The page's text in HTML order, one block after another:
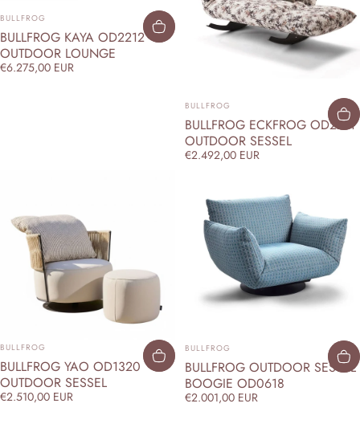
ANBIETER:
BULLFROG
BULLFROG KAYA OD2212
OUTDOOR LOUNGE
€6.275,00 EUR
ANBIETER:
BULLFROG
BULLFROG ECKFROG OD2211
OUTDOOR SESSEL
€2.492,00 EUR
ANBIETER:
BULLFROG
BULLFROG YAO OD1320
OUTDOOR SESSEL
€2.510,00 EUR
ANBIETER:
BULLFROG
BULLFROG OUTDOOR SESSEL
BOOGIE OD0618
€2.001,00 EUR